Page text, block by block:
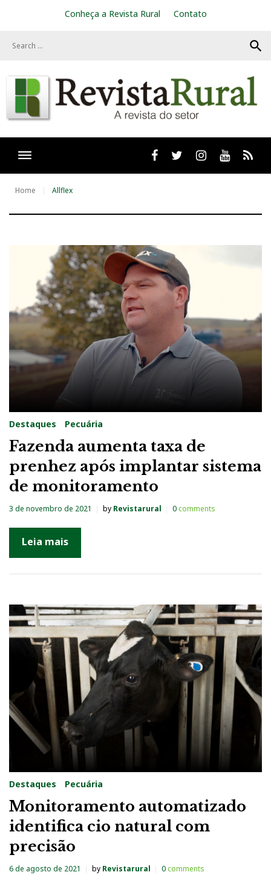
Conheça a Revista Rural Contato
search
Facebooktwitter Instagram
Youtube
Home Allflex
A
l
l
e
x
Destaques Pecuária
Fazenda aumenta taxa de
prenhez após implantar sistema
de monitoramento
3 de novembro de 2021 by Revistarural 0comments
Leia mais
Destaques Pecuária
Monitoramento automatizado
identifica cio natural com
precisão
6 de agosto de 2021 by Revistarural 0comments